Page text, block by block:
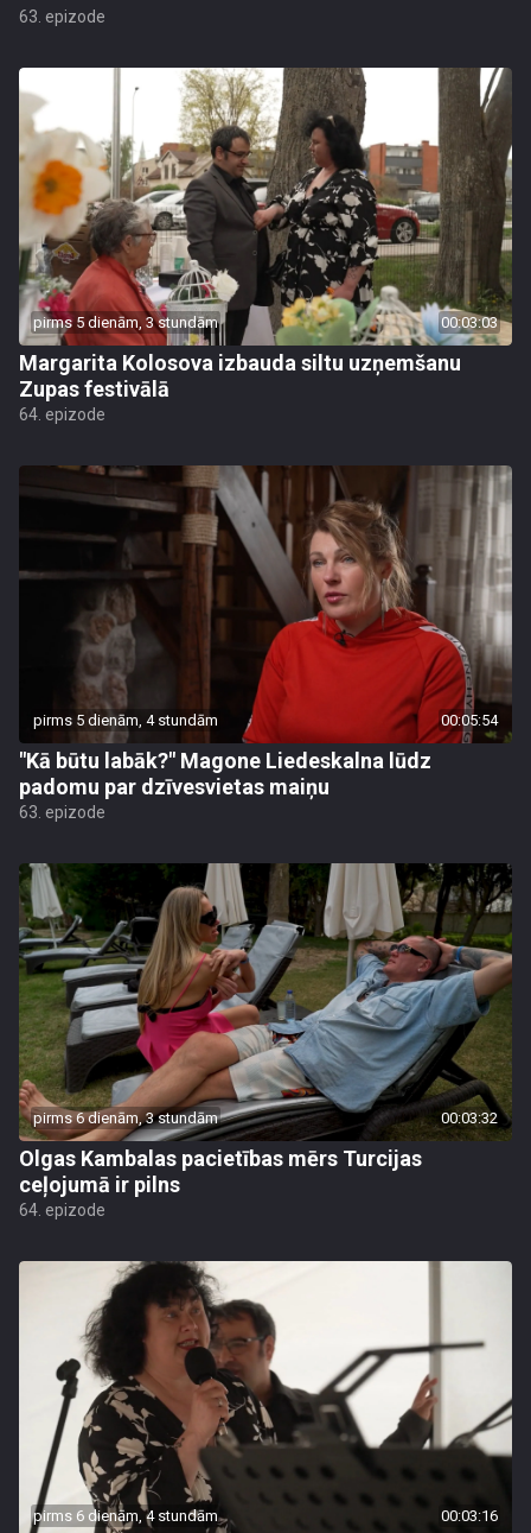
63. epizode
pirms 5 dienām, 3 stundām 00:03:03
Margarita Kolosova izbauda siltu uzņemšanu
Zupas festivālā
64. epizode
pirms 5 dienām, 4 stundām 00:05:54
"Kā būtu labāk?" Magone Liedeskalna lūdz
padomu par dzīvesvietas maiņu
63. epizode
pirms 6 dienām, 3 stundām 00:03:32
Olgas Kambalas pacietības mērs Turcijas
ceļojumā ir pilns
64. epizode
pirms 6 dienām, 4 stundām 00:03:16